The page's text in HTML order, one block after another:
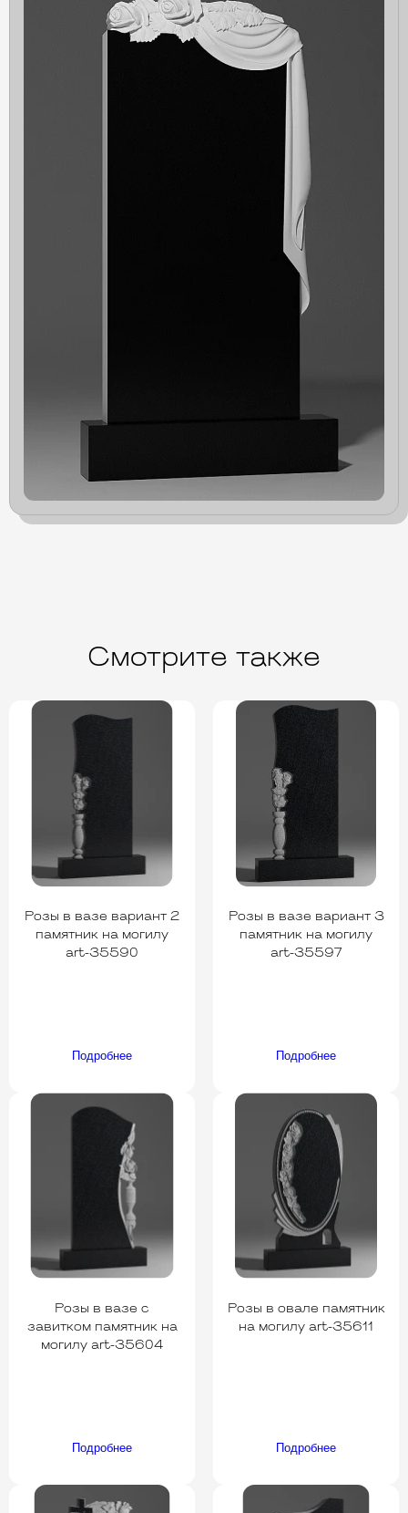
Смотрите также
Розы в вазе вариант 2
памятник на могилу
art-35590
Подробнее
Розы в вазе вариант 3
памятник на могилу
art-35597
Подробнее
Розы в вазе с
завитком памятник на
могилу art-35604
Подробнее
Розы в овале памятник
на могилу art-35611
Подробнее